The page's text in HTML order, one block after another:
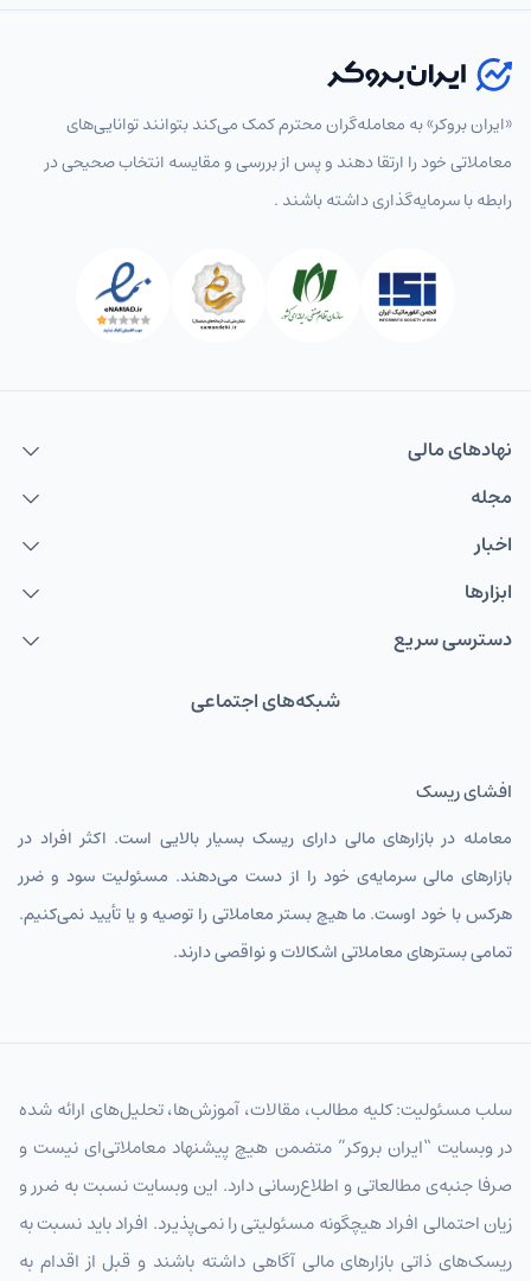
«ایران بروکر» به معامله‌گران محترم کمک می‌کند بتوانند توانایی‌های
معاملاتی خود را ارتقا دهند و پس از بررسی و مقایسه انتخاب‌ صحیحی در
رابطه با سرمایه‌گذاری داشته باشند .
نهاد‌های مالی
مجله
اخبار
ابزارها
دسترسی سریع
شبکه‌های اجتماعی
افشای ریسک
معامله در بازارهای مالی دارای ریسک بسیار بالایی است. اکثر افراد در
بازارهای مالی سرمایه‌ی خود را از دست می‌دهند. مسئولیت سود و ضرر
هرکس با خود اوست. ما هیچ بستر معاملاتی را توصیه و یا تأیید نمی‌کنیم.
تمامی بسترهای معاملاتی اشکالات و نواقصی دارند.
سلب مسئولیت: کلیه مطالب، مقالات، آموزش‌ها، تحلیل‌های ارائه شده
در وبسایت “ایران بروکر” متضمن هیچ پیشنهاد معاملاتی‌ای نیست و
صرفا جنبه‌ی مطالعاتی و اطلاع‌رسانی دارد. این وبسایت نسبت به ضرر و
زیان احتمالی افراد هیچگونه مسئولیتی را نمی‌پذیرد. افراد باید نسبت به
ریسک‌های ذاتی بازارهای مالی آگاهی داشته باشند و قبل از اقدام به